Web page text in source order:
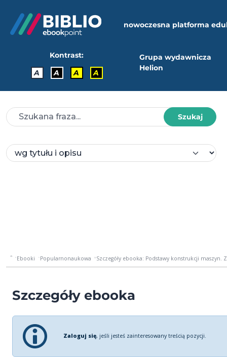
nowoczesna platforma
Kontrast:
A
A A A
Grupa wydawnicza
Helion
Szukaj
Ebooki Popularnonaukowa Szczegóły ebooka: Podstawy konstrukcji maszyn.
Szczegóły ebooka
Zaloguj się, jeśli jesteś zainteresowany treścią pozycji.